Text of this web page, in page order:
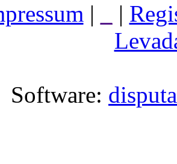
| |
Software: